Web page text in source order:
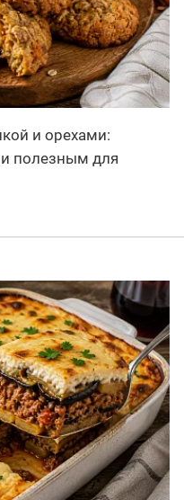
и орехами:
и полезным для